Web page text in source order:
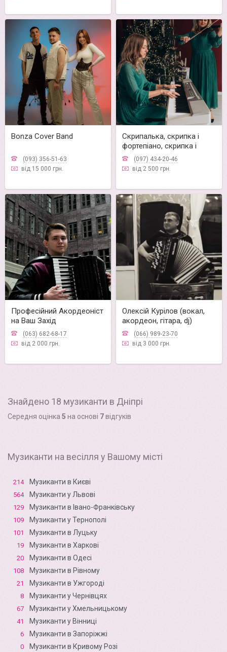
Bonza Cover Band
(093) 356-51-63
від 15 000 грн.
Скрипалька, скрипка і
фортепіано, скрипка і
вокал(097) 434-20-46
від 2 500 грн.
Професійний Акордеоніст
на Ваш Захід
(063) 682-68-17
від 2 000 грн.
Олексій Курілов (вокал,
акордеон, гітара, dj)
(066) 989-23-70
від 3 000 грн.
Знайдено 18 музиканти в Дніпрі
Середня оцінка 5 на основі 7відгуків
Музиканти на весілля у Вашому місті
214 Музиканти в Києві
564 Музиканти у Львові
129 Музиканти в Івано-Франківську
109 Музиканти у Тернополі
101 Музиканти в Луцьку
19 Музиканти в Харкові
20 Музиканти в Одесі
108 Музиканти в Рівному
21 Музиканти в Ужгороді
8 Музиканти у Чернівцях
67 Музиканти у Хмельницькому
41 Музиканти у Вінниці
6 Музиканти в Запоріжжі
0 Музиканти в Кривому Розі